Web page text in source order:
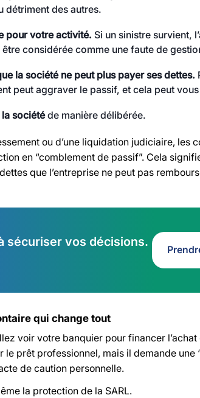
détriment des autres.
pour votre activité. Si un sinistre survient,
considérée comme une faute de
la société ne peut plus payer ses dettes.
peut aggraver le passif, et cela peut
sociétéde manière délibérée.
ou d’une liquidation judiciaire, les
en “comblement de passif”. Cela
que l’entreprise ne peut pas
sécuriser vos décisions.
qui change tout
voir votre banquier pour financer
le prêt professionnel, mais il demande une
de caution personnelle.
la protection de la SARL.